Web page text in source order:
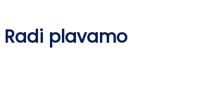
Radi plavamo